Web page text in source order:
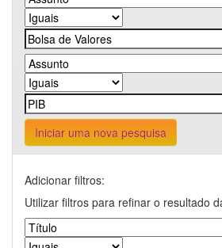
Iniciar uma nova pesquisa
Adicionar filtros:
Utilizar filtros para refinar o resultado